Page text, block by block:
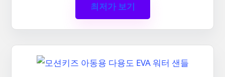
최저가 보기